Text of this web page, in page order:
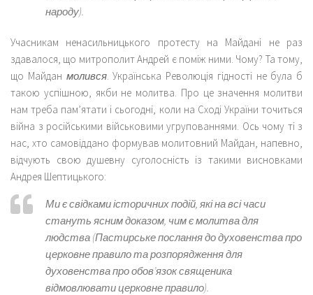
народу).
Учасникам ненасильницького протесту на Майдані не раз
здавалося, що митрополит Андрей є поміж ними. Чому? Та тому,
що Майдан молився. Українська Революція гідності не була б
такою успішною, якби не молитва. Про це значення молитви
нам треба пам’ятати і сьогодні, коли на Cході України точиться
війна з російськими військовими угрупованнями. Ось чому ті з
нас, хто самовіддано формував молитовний Майдан, напевно,
відчують свою душевну суголосність із такими висновками
Андрея Шептицького:
Ми є свідками історичних подій, які на всі часи
стануть ясним доказом, чим є молитва для
людства (Пастирське послання до духовенства про
церковне правило та розпорядження для
духовенства про обов’язок священика
відмовлювати церковне правило).